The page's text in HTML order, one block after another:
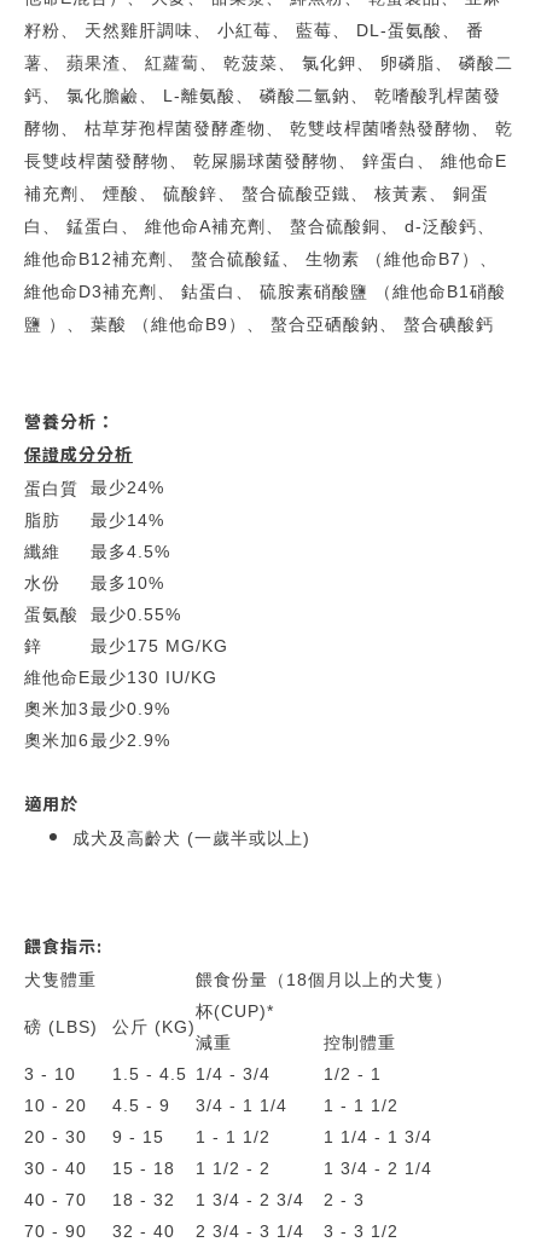
籽粉、 天然雞肝調味、 小紅莓、 藍莓、 DL-蛋氨酸、 番
薯、 蘋果渣、 紅蘿蔔、 乾菠菜、 氯化鉀、 卵磷脂、 磷酸二
鈣、 氯化膽鹼、 L-離氨酸、 磷酸二氫鈉、 乾嗜酸乳桿菌發
酵物、 枯草芽孢桿菌發酵產物、 乾雙歧桿菌嗜熱發酵物、 乾
長雙歧桿菌發酵物、 乾屎腸球菌發酵物、 鋅蛋白、 維他命E
補充劑、 煙酸、 硫酸鋅、 螯合硫酸亞鐵、 核黃素、 銅蛋
白、 錳蛋白、 維他命A補充劑、 螯合硫酸銅、 d-泛酸鈣、
維他命B12補充劑、 螯合硫酸錳、 生物素 （維他命B7）、
維他命D3補充劑、 鈷蛋白、 硫胺素硝酸鹽 （維他命B1硝酸
鹽 ）、 葉酸 （維他命B9）、 螯合亞硒酸鈉、 螯合碘酸鈣
營養分析：
保證成分分析
蛋白質 最少24%
脂肪
最少14%
纖維
最多4.5%
水份
最多10%
蛋氨酸
最少0.55%
鋅
最少175 MG/KG
維他命E最少130 IU/KG
奧米加3最少0.9%
奧米加6最少2.9%
適用於
成犬及高齡犬 (一歲半或以上)
餵食指示:
犬隻體重 餵食份量（18個月以上的犬隻）
磅 (LBS) 公斤 (KG)
杯(CUP)*
減重
控制體重
3 - 10
1.5 - 4.5 1/4 - 3/4
1/2 - 1
10 - 20
4.5 - 9 3/4 - 1 1/4
1 - 1 1/2
20 - 30
9 - 15 1 - 1 1/2
1 1/4 - 1 3/4
30 - 40
15 - 18 1 1/2 - 2
1 3/4 - 2 1/4
40 - 70
18 - 32 1 3/4 - 2 3/4
2 - 3
70 - 90
32 - 40 2 3/4 - 3 1/4
3 - 3 1/2